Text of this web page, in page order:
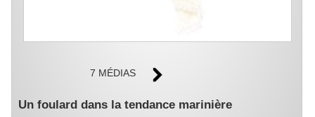
7 MÉDIAS
Un foulard dans la tendance marinière